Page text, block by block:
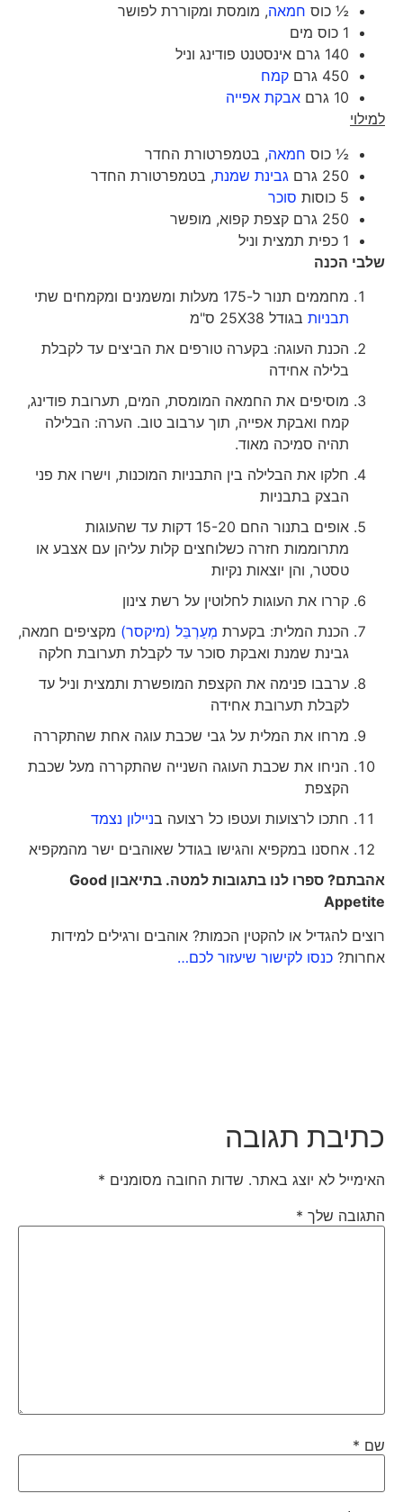
½ כוסחמאה, מומסת ומקוררת לפושר
1 כוס מים
140 גרם אינסטנט פודינג וניל
450 גרם
קמח
10 גרם
אבקת אפייה
למילוי
½ כוסחמאה, בטמפרטורת החדר
250 גרם
גבינת שמנת, בטמפרטורת החדר
5 כוסות
סוכר
250 גרם קצפת קפוא, מופשר
1 כפית תמצית וניל
שלבי הכנה
מחממים תנור ל-175 מעלות ומשמנים ומקמחים שתי
תבניותבגודל 25X38 ס"מ
הכנת העוגה: בקערה טורפים את הביצים עד לקבלת
בלילה אחידה
מוסיפים את החמאה המומסת, המים, תערובת פודינג,
קמח ואבקת אפייה, תוך ערבוב טוב. הערה: הבלילה
תהיה סמיכה מאוד.
חלקו את הבלילה בין התבניות המוכנות, וישרו את פני
הבצק בתבניות
אופים בתנור החם 15-20 דקות עד שהעוגות
מתרוממות חזרה כשלוחצים קלות עליהן עם אצבע או
טסטר, והן יוצאות נקיות
קררו את העוגות לחלוטין על רשת צינון
הכנת המלית: בקערתמְעַרְבֵּל (מיקסר)מקציפים חמאה,
גבינת שמנת ואבקת סוכר עד לקבלת תערובת חלקה
ערבבו פנימה את הקצפת המופשרת ותמצית וניל עד
לקבלת תערובת אחידה
מרחו את המלית על גבי שכבת עוגה אחת שהתקררה
הניחו את שכבת העוגה השנייה שהתקררה מעל שכבת
הקצפת
חתכו לרצועות ועטפו כל רצועה בניילון נצמד
אחסנו במקפיא והגישו בגודל שאוהבים ישר מהמקפיא
אהבתם? ספרו לנו בתגובות למטה. בתיאבוןGood
Appetite
רוצים להגדיל או להקטין הכמות? אוהבים ורגילים למידות
אחרות?כנסו לקישור שיעזור לכם…
כתיבת תגובה
האימייל לא יוצג באתר. שדות החובה מסומנים*
התגובה שלך*
שם*